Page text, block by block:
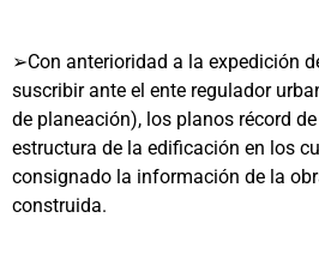
➢Con anterioridad a la expedición
suscribir ante el ente regulador
de planeación), los planos récord
estructura de la edificación en los
consignado la información de la
construida.